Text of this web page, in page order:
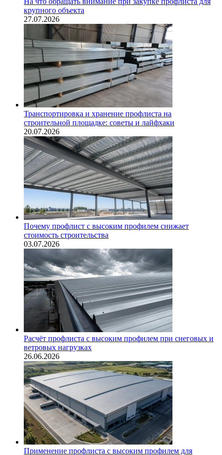
крупного объекта
27.07.2026
Транспортировка и хранение профлиста на
строительной площадке: советы и лайфхаки
20.07.2026
Почему профлист с высоким профилем снижает
стоимость строительства
03.07.2026
Расчёт профлиста с высоким профилем при снеговых и
ветровых нагрузках
26.06.2026
Применение профлиста с высоким профилем для